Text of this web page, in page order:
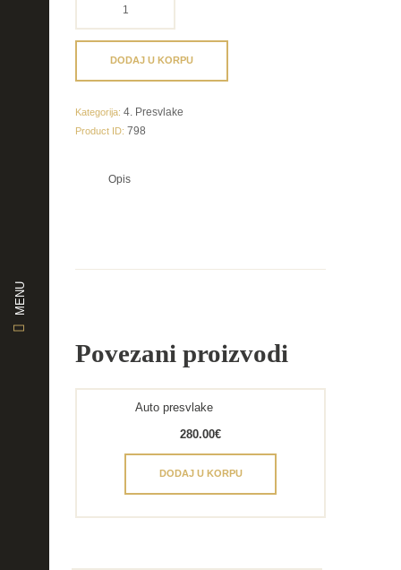
MENU
količinaDODAJ U KORPU
Kategorija: 4. Presvlake
Product ID: 798
Opis
Povezani proizvodi
Auto presvlake
280.00€
DODAJ U KORPU